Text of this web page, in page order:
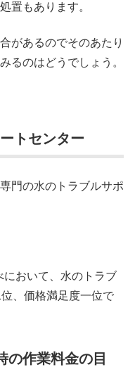
置もあります。
があるのでそのあたり
るのはどうでしょう。
トセンター
門の水のトラブルサポ
おいて、水のトラブ
、価格満足度一位で
の作業料金の目